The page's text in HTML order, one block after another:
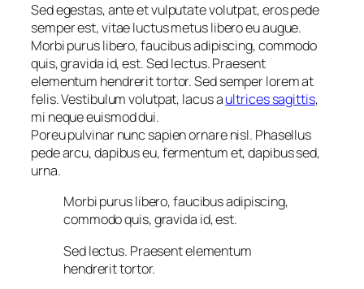
Sed egestas, ante et vulputate volutpat, eros pede
semper est, vitae luctus metus libero eu augue.
Morbi purus libero, faucibus adipiscing, commodo
quis, gravida id, est. Sed lectus. Praesent
elementum hendrerit tortor. Sed semper lorem at
felis. Vestibulum volutpat, lacus aultrices sagittis,
mi neque euismod dui.
Poreu pulvinar nunc sapien ornare nisl. Phasellus
pede arcu, dapibus eu, fermentum et, dapibus sed,
urna.
Morbi purus libero, faucibus adipiscing,
commodo quis, gravida id, est.
Sed lectus. Praesent elementum
hendrerit tortor.